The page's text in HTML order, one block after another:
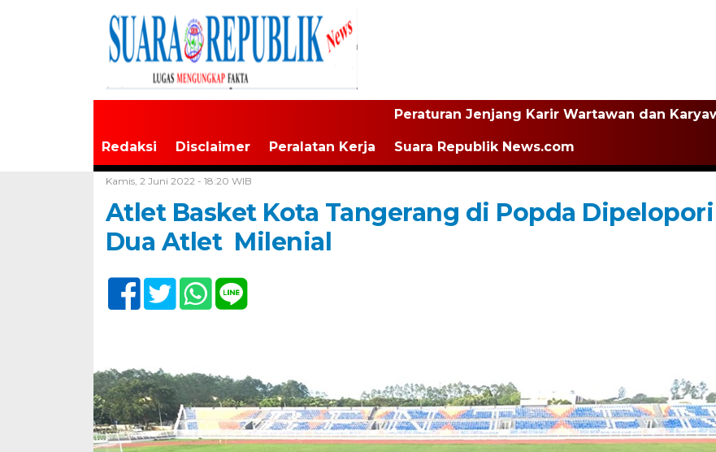
Redaksi Disclaimer Peralatan Kerja
Peraturan Jenjang Karir Wartawan dan
Suara Republik News.com
Kamis, 2 Juni 2022 - 18:20 WIB
Atlet Basket Kota Tangerang di Popda Dipelopori
Dua Atlet Milenial